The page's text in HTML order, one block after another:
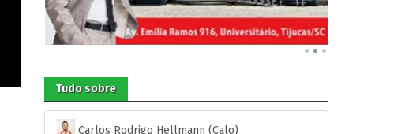
Tudo sobre
Carlos Rodrigo Hellmann (Calo)